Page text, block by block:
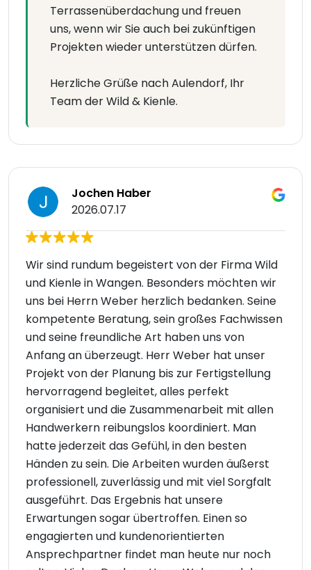
Terrassenüberdachung und freuen
uns, wenn wir Sie auch bei zukünftigen
Projekten wieder unterstützen dürfen.
Herzliche Grüße nach Aulendorf, Ihr
Team der Wild & Kienle.
Jochen Haber
2026.07.17
Wir sind rundum begeistert von der Firma Wild
und Kienle in Wangen. Besonders möchten wir
uns bei Herrn Weber herzlich bedanken. Seine
kompetente Beratung, sein großes Fachwissen
und seine freundliche Art haben uns von
Anfang an überzeugt. Herr Weber hat unser
Projekt von der Planung bis zur Fertigstellung
hervorragend begleitet, alles perfekt
organisiert und die Zusammenarbeit mit allen
Handwerkern reibungslos koordiniert. Man
hatte jederzeit das Gefühl, in den besten
Händen zu sein. Die Arbeiten wurden äußerst
professionell, zuverlässig und mit viel Sorgfalt
ausgeführt. Das Ergebnis hat unsere
Erwartungen sogar übertroffen. Einen so
engagierten und kundenorientierten
Ansprechpartner findet man heute nur noch